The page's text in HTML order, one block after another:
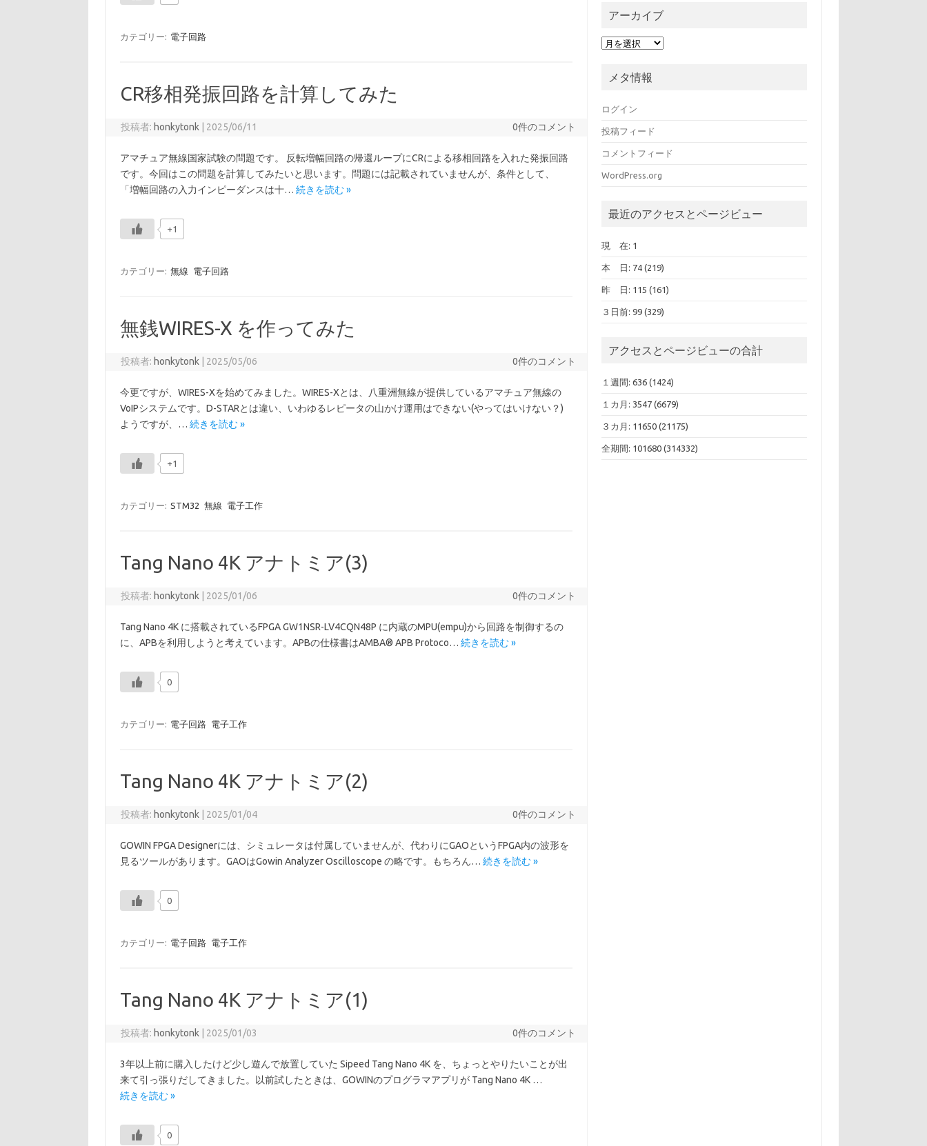
カテゴリー: 電子回路
CR移相発振回路を計算してみた
投稿者: honkytonk 2025/06/11 0件のコメント
アマチュア無線国家試験の問題です。 反転増幅回路の帰還ループにCRによる移相回路を入れた発振回路
です。今回はこの問題を計算してみたいと思います。問題には記載されていませんが、条件として、
「増幅回路の入力インピーダンスは十… 続きを読む »
+1
カテゴリー: 無線 電子回路
無銭WIRES-X を作ってみた
投稿者: honkytonk 2025/05/06 0件のコメント
今更ですが、WIRES-Xを始めてみました。WIRES-Xとは、八重洲無線が提供しているアマチュア無線の
VoIPシステムです。D-STARとは違い、いわゆるレピータの山かけ運用はできない(やってはいけない？)
ようですが、… 続きを読む »
+1
カテゴリー: STM32 無線 電子工作
Tang Nano 4K アナトミア(3)
投稿者: honkytonk 2025/01/06 0件のコメント
Tang Nano 4K に搭載されているFPGA GW1NSR-LV4CQN48P に内蔵のMPU(empu)から回路を制御するの
に、APBを利用しようと考えています。APBの仕様書はAMBA® APB Protoco… 続きを読む »
0
カテゴリー: 電子回路 電子工作
Tang Nano 4K アナトミア(2)
投稿者: honkytonk 2025/01/04 0件のコメント
GOWIN FPGA Designerには、シミュレータは付属していませんが、代わりにGAOというFPGA内の波形を
見るツールがあります。GAOはGowin Analyzer Oscilloscope の略です。もちろん… 続きを読む »
0
カテゴリー: 電子回路 電子工作
Tang Nano 4K アナトミア(1)
投稿者: honkytonk 2025/01/03 0件のコメント
3年以上前に購入したけど少し遊んで放置していた Sipeed Tang Nano 4K を、ちょっとやりたいことが出
来て引っ張りだしてきました。以前試したときは、GOWINのプログラマアプリが Tang Nano 4K …
続きを読む »
0
アーカイブ
ア
イメタ情報
ログイン
投稿フィード
コメントフィード
WordPress.org
最近のアクセスとページビュー
現 在: 1
本 日: 74 (219)
昨 日: 115 (161)
３日前: 99 (329)
アクセスとページビューの合計
１週間: 636 (1424)
１カ月: 3547 (6679)
３カ月: 11650 (21175)
全期間: 101680 (314332)